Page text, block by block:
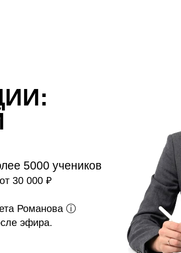
5000 учеников
30 000 ₽
Романова ⓘ
эфира.